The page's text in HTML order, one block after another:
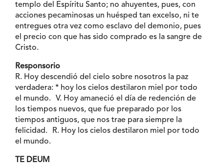
templo del Espíritu Santo; no ahuyentes, pues, con
acciones pecaminosas un huésped tan excelso, ni te
entregues otra vez como esclavo del demonio, pues
el precio con que has sido comprado es la sangre de
Cristo.
Responsorio
R. Hoy descendió del cielo sobre nosotros la paz
verdadera: * hoy los cielos destilaron miel por todo
el mundo. V. Hoy amaneció el día de redención de
los tiempos nuevos, que fue preparado por los
tiempos antiguos, que nos trae para siempre la
felicidad. R. Hoy los cielos destilaron miel por todo
el mundo.
TE DEUM